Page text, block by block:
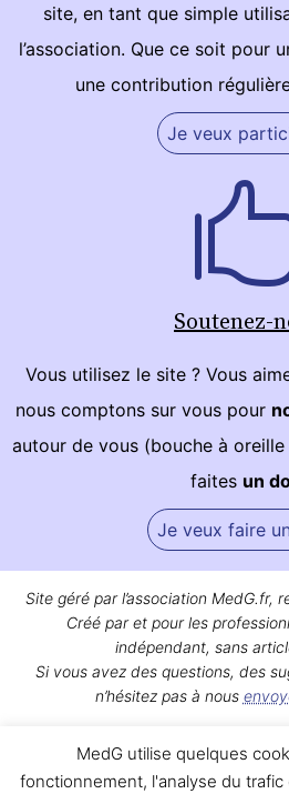
site, en tant que simple
l’association. Que ce soit pour
une contribution
Je veux
Soutenez-
Vous utilisez le site ? Vous
nous comptons sur vous pour
autour de vous (bouche à oreille
faites un
Je veux faire
Site géré par l’association MedG.fr,
Créé par et pour les
indépendant, sans
Si vous avez des questions, des
n’hésitez pas à nous
Qui sommes-nous ?|
MedG utilise quelques
fonctionnement, l'analyse du